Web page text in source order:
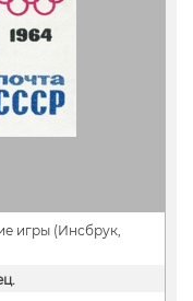
игры (Инсбрук,